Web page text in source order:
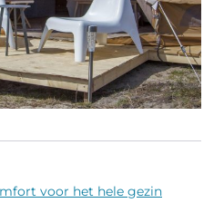
voor het hele gezin